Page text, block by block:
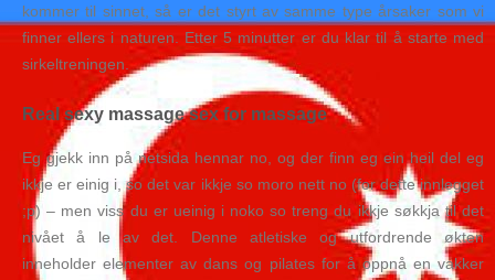
kommer til sinnet, så er det styrt av samme type årsaker som vi
finner ellers i naturen. Etter 5 minutter er du klar til å starte med
sirkeltreningen.
Real sexy massage sex for massage
Eg gjekk inn på netsida hennar no, og der finn eg ein heil del eg
ikkje er einig i, so det var ikkje so moro nett no (for dette innlegget
;p) – men viss du er ueinig i noko so treng du ikkje søkkja til det
nivået å le av det. Denne atletiske og utfordrende økten
inneholder elementer av dans og pilates for å oppnå en vakker